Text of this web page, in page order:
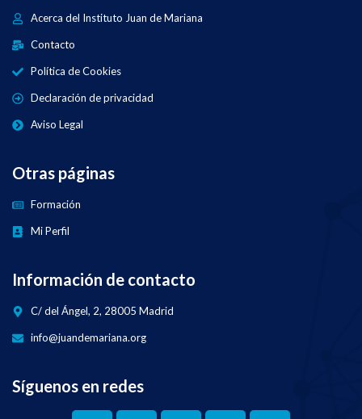
Acerca del Instituto Juan de Mariana
Contacto
Política de Cookies
Declaración de privacidad
Aviso Legal
Otras páginas
Formación
Mi Perfil
Información de contacto
C/ del Ángel, 2, 28005 Madrid
info@juandemariana.org
Síguenos en redes